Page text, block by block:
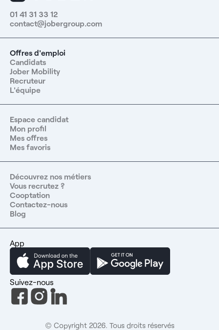
01 41 31 33 12
contact@jobergroup.com
Offres d'emploi
Candidats
Jober Mobility
Recruteur
L'équipe
Espace candidat
Mon profil
Mes offres
Mes favoris
Découvrez nos métiers
Vous recrutez ?
Cooptation
Contactez-nous
Blog
App
Suivez-nous
© Copyright 2026. Tous droits réservés